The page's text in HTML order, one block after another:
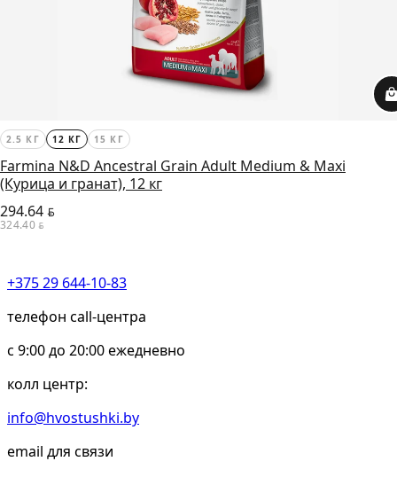
2.5 КГ 12 КГ 15 КГ
Farmina N&D Ancestral Grain Adult Medium & Maxi
(Курица и гранат), 12 кг
294.64 BYN
324.40 BYN
+375 29 644-10-83
телефон call-центра
c 9:00 до 20:00 ежедневно
колл центр:
info@hvostushki.by
email для связи